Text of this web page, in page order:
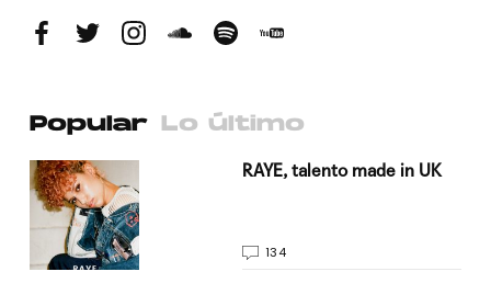
Popular Lo último
RAYE, talento made in UK
134